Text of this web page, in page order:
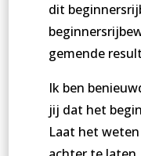
dit
gemende
Ik ben
jij dat het
Laat het